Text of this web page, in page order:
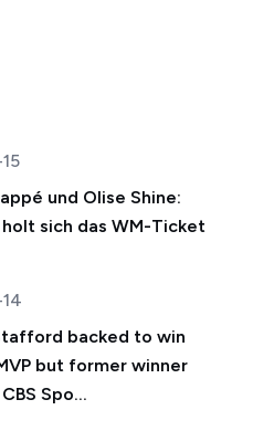
und Olise Shine:
sich das WM-Ticket
backed to win
but former winner
Spo...